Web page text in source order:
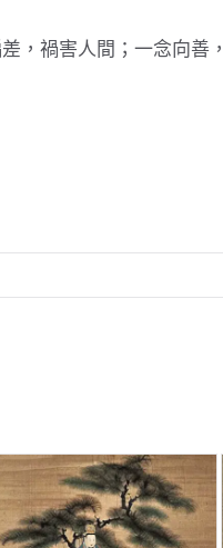
，禍害人間；一念向善